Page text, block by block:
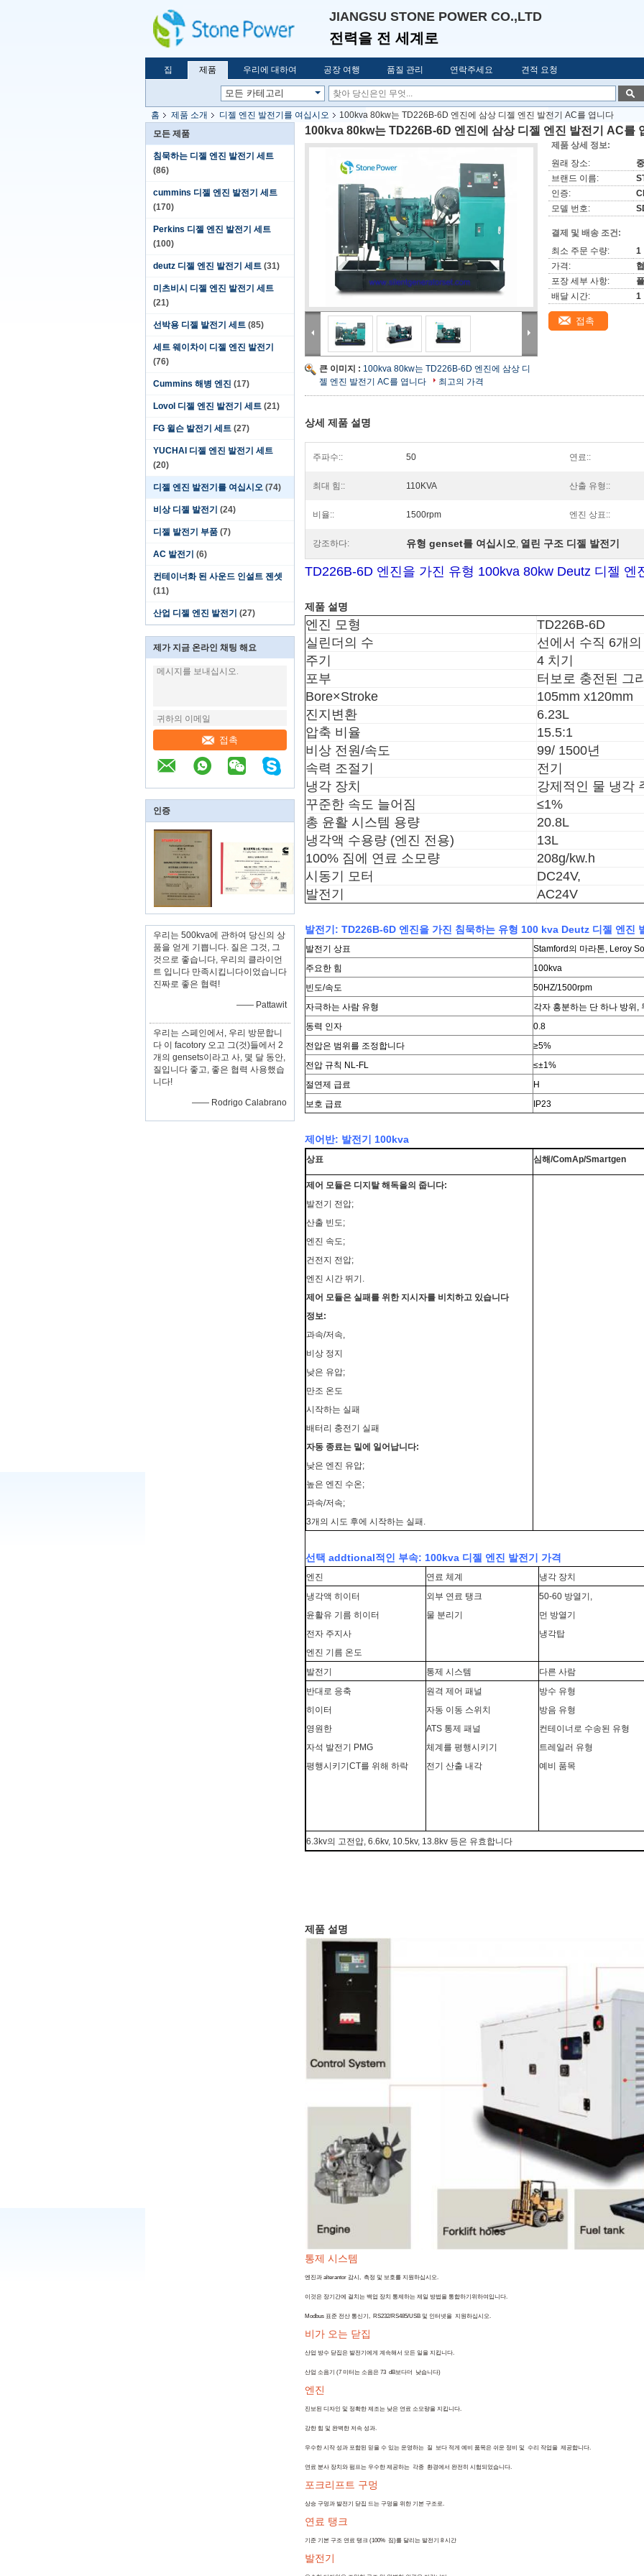
JIANGSU STONE POWER CO.,LTD
전력을 전 세계로
집 제품 우리에 대하여 공장 여행 품질 관리 연락주세요 견적 요청
홈 제품 소개 디젤 엔진 발전기를 여십시오
100kva 80kw는 TD226B-6D 엔진에 삼상 디젤 엔진 발전기 AC를 엽니다
모든 제품
침묵하는 디젤 엔진 발전기 세트
(86)
cummins 디젤 엔진 발전기 세트
(170)
Perkins 디젤 엔진 발전기 세트
(100)
deutz 디젤 엔진 발전기 세트 (31)
미츠비시 디젤 엔진 발전기 세트
(21)
선박용 디젤 발전기 세트 (85)
세트 웨이차이 디젤 엔진 발전기
(76)
Cummins 해병 엔진 (17)
Lovol 디젤 엔진 발전기 세트 (21)
FG 윌슨 발전기 세트 (27)
YUCHAI 디젤 엔진 발전기 세트
(20)
디젤 엔진 발전기를 여십시오 (74)
비상 디젤 발전기 (24)
디젤 발전기 부품 (7)
AC 발전기 (6)
컨테이너화 된 사운드 인설트 젠셋
(11)
산업 디젤 엔진 발전기 (27)
제가 지금 온라인 채팅 해요
접촉
인증
우리는 500kva에 관하여 당신의 상
품을 얻게 기쁩니다. 질은 그것, 그
것으로 좋습니다, 우리의 클라이언
트 입니다 만족시킵니다이었습니다
진짜로 좋은 협력!
—— Pattawit
우리는 스페인에서, 우리 방문합니
다 이 facotory 오고 그(것)들에서 2
개의 gensets이라고 사, 몇 달 동안,
질입니다 좋고, 좋은 협력 사용했습
니다!
—— Rodrigo Calabrano
100kva 80kw는 TD226B-6D 엔진에 삼상 디젤 엔진 발전기 AC를
큰 이미지 : 100kva 80kw는 TD226B-6D 엔진에 삼상 디
젤 엔진 발전기 AC를 엽니다
최고의 가격
제품 상세 정보:
원래 장소:
브랜드 이름:
인증:
모델 번호:
결제 및 배송 조건:
최소 주문 수량:
1
가격:
포장 세부 사항:
배달 시간:
1
접촉
상세 제품 설명
주파수:: 50 연료::
최대 힘:: 110KVA 산출 유형::
비율:: 1500rpm 엔진 상표::
강조하다: 유형 genset를 여십시오, 열린 구조 디젤 발전기
TD226B-6D 엔진을 가진 유형 100kva 80kw Deutz 디젤 엔
제품 설명
엔진 모형
TD226B-6D
실린더의 수
선에서 수직 6개
주기
4 치기
포부
터보로 충전된 그
Bore×Stroke
105mm x120mm
진지변환
6.23L
압축 비율
15.5:1
비상 전원/속도
99/ 1500년
속력 조절기
전기
냉각 장치
강제적인 물 냉각
꾸준한 속도 늘어짐
≤1%
총 윤활 시스템 용량
20.8L
냉각액 수용량 (엔진 전용)
13L
100% 짐에 연료 소모량
208g/kw.h
시동기 모터
DC24V,
발전기
AC24V
발전기: TD226B-6D 엔진을 가진 침묵하는 유형 100 kva Deutz 디젤 엔진
발전기 상표
Stamford의 마라톤, Leroy
주요한 힘
100kva
빈도/속도
50HZ/1500rpm
자극하는 사람 유형
각자 흥분하는 단 하나 방위,
동력 인자
0.8
전압은 범위를 조정합니다
≥5%
전압 규칙 NL-FL
≤±1%
절연제 급료
H
보호 급료
IP23
제어반: 발전기 100kva
상표 심해/ComAp/Smartgen
제어 모듈은 디지탈 해독을의 줍니다:
발전기 전압;
산출 빈도;
엔진 속도;
건전지 전압;
엔진 시간 뛰기.
제어 모듈은 실패를 위한 지시자를 비치하고 있습니다
정보:
과속/저속,
비상 정지
낮은 유압;
만조 온도
시작하는 실패
배터리 충전기 실패
자동 종료는 밑에 일어납니다:
낮은 엔진 유압;
높은 엔진 수온;
과속/저속;
3개의 시도 후에 시작하는 실패.
선택 addtional적인 부속: 100kva 디젤 엔진 발전기 가격
엔진 연료 체계
냉각 장치
냉각액 히이터
윤활유 기름 히이터
전자 주지사
엔진 기름 온도
외부 연료 탱크
물 분리기
50-60 방열기,
먼 방열기
냉각탑
발전기 통제 시스템
다른 사람
반대로 응축
히이터
영원한
자석 발전기 PMG
평행시키기CT를 위해 하락
원격 제어 패널
자동 이동 스위치
ATS 통제 패널
체계를 평행시키기
전기 산출 내각
방수 유형
방음 유형
컨테이너로 수송된 유형
트레일러 유형
예비 품목
6.3kv의 고전압, 6.6kv, 10.5kv, 13.8kv 등은 유효합니다
제품 설명
통제 시스템
엔진과 alterantor 감시 , 측정 및 보호를 지원하십시오.
이것은 장기간에 걸치는 백업 장치 통제하는 제일 방법을 통합하기위하여 입니다.
Modbus 표준 전산 통신기 , RS232/RS485/USB 및 인터넷을 지원하십시오.
비가 오는 닫집
산업 방수 닫집은 발전기에게 계속해서 모든 일을 지킵니다.
산업 소음기 (7 미터는 소음은 73 dB보다더 낮습니다)
엔진
진보된 디자인 및 정확한 제조는 낮은 연료 소모량을 지킵니다.
강한 힘 및 완벽한 저속 성과.
우수한 시작 성과 포함된 믿을 수 있는 운영하는 질 보다 적게 예비 품목은 쉬운 정비 및 수리 작업을 제공합니다.
연료 분사 장치와 펌프는 우수한 제공하는 각종 환경에서 완전히 시험되었습니다.
포크리프트 구멍
상승 구멍과 발전기 닫집 드는 구멍을 위한 기본 구조로.
연료 탱크
기준 기본 구조 연료 탱크 (100% 짐)를 달리는 발전기 8 시간
발전기